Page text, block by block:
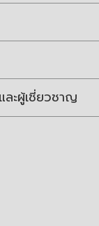
ะผู้เชี่ยวชาญ